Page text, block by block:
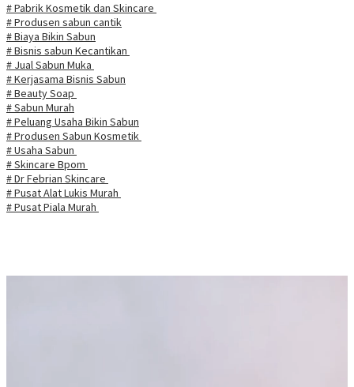
# Pabrik Kosmetik dan Skincare
# Produsen sabun cantik
# Biaya Bikin Sabun
# Bisnis sabun Kecantikan
# Jual Sabun Muka
# Kerjasama Bisnis Sabun
# Beauty Soap
# Sabun Murah
# Peluang Usaha Bikin Sabun
# Produsen Sabun Kosmetik
# Usaha Sabun
# Skincare Bpom
# Dr Febrian Skincare
# Pusat Alat Lukis Murah
# Pusat Piala Murah